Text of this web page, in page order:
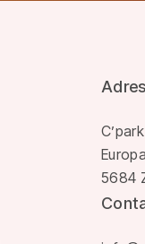
Adres
5684